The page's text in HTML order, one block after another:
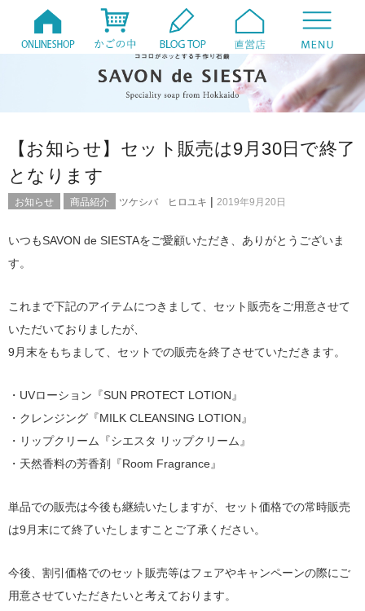
【お知らせ】セット販売は9月30日で終了
となります
お知らせ 商品紹介 ツケシバ ヒロユキ | 2019年9月20日
いつもSAVON de SIESTAをご愛顧いただき、ありがとうございま
す。
これまで下記のアイテムにつきまして、セット販売をご用意させて
いただいておりましたが、
9月末をもちまして、セットでの販売を終了させていただきます。
・UVローション『SUN PROTECT LOTION』
・クレンジング『MILK CLEANSING LOTION』
・リップクリーム『シエスタ リップクリーム』
・天然香料の芳香剤『Room Fragrance』
単品での販売は今後も継続いたしますが、セット価格での常時販売
は9月末にて終了いたしますことご了承ください。
今後、割引価格でのセット販売等はフェアやキャンペーンの際にご
用意させていただきたいと考えております。